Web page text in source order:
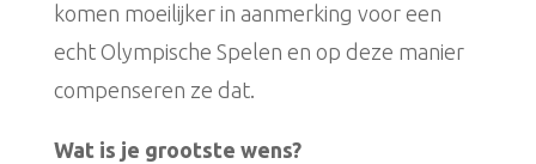
komen moeilijker in aanmerking voor een
echt Olympische Spelen en op deze manier
compenseren ze dat.
Wat is je grootste wens?